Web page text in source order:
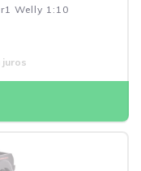
Welly 1:10